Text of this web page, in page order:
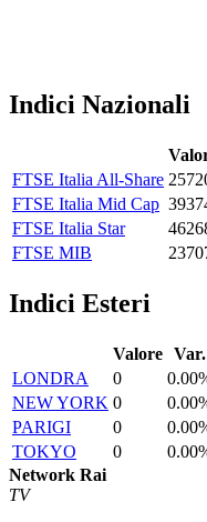
Indici Nazionali
FTSE Italia All-Share
FTSE Italia Mid Cap
FTSE Italia Star
FTSE MIB
Indici Esteri
Valore Var.
LONDRA
0
NEW YORK 0
PARIGI
0
TOKYO
0
Network Rai
TV